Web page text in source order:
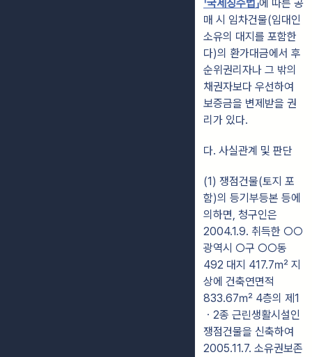
「국세징수법」에 따른 공
매 시 임차건물(임대인
소유의 대지를 포함한
다)의 환가대금에서 후
순위권리자나 그 밖의
채권자보다 우선하여
보증금을 변제받을 권
리가 있다.
다. 사실관계 및 판단
(1) 쟁점건물(토지 포
함)의 등기부등본 등에
의하면, 청구인은
2004.1.9. 취득한 ○○
광역시 ○구 ○○동
492 대지 417.7㎡ 지
상에 건축연면적
833.67㎡ 4층의 제1
ㆍ2종 근린생활시설인
쟁점건물을 신축하여
2005.11.7. 소유권보존